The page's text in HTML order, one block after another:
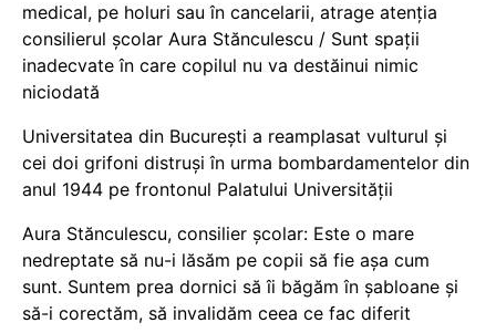
medical, pe holuri sau în cancelarii, atrage atenția
consilierul școlar Aura Stănculescu / Sunt spații
inadecvate în care copilul nu va destăinui nimic
niciodată
Universitatea din București a reamplasat vulturul și
cei doi grifoni distruși în urma bombardamentelor din
anul 1944 pe frontonul Palatului Universității
Aura Stănculescu, consilier școlar: Este o mare
nedreptate să nu-i lăsăm pe copii să fie așa cum
sunt. Suntem prea dornici să îi băgăm în șabloane și
să-i corectăm, să invalidăm ceea ce fac diferit